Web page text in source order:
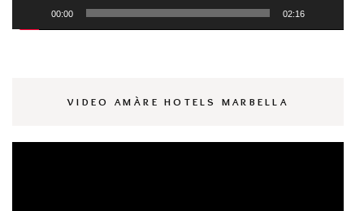
00:00 02:16
VIDEO AMÀRE HOTELS MARBELLA